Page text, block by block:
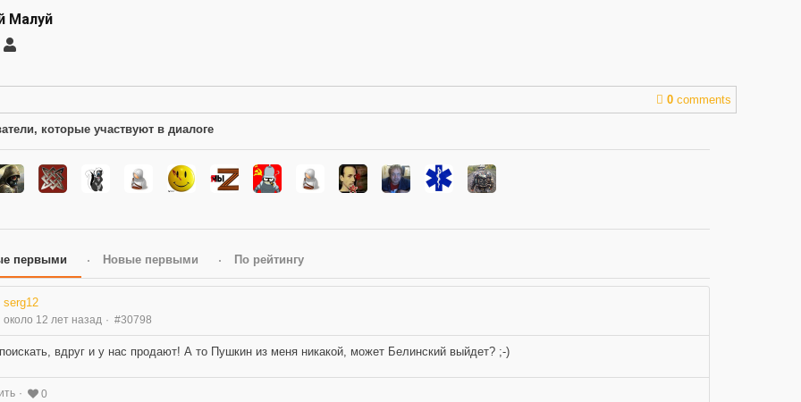
Малуй
Андрей
0 comments
которые участвуют в диалоге
первыми Новые первыми По рейтингу
serg12
около 12 лет назад #30798
вдруг и у нас продают! А то Пушкин из меня никакой, может Белинский выйдет? ;-)
0